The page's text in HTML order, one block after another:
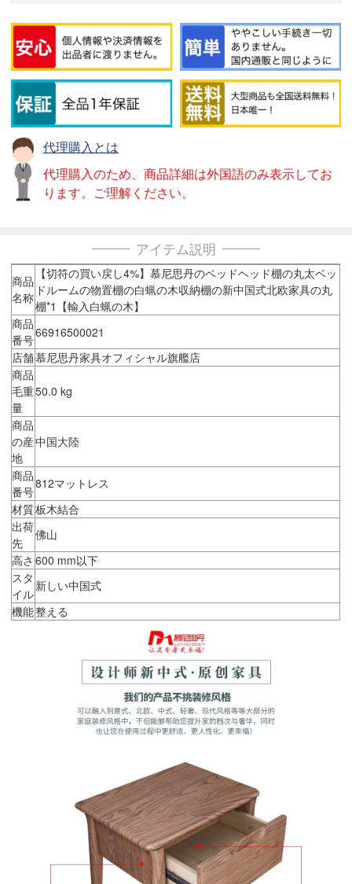
代理購入とは
代理購入のため、商品詳細は外国語のみ表示してお
ります。ご理解ください。
アイテム説明
商品
名称
【切符の買い戻し4%】慕尼思丹のベッドヘッド棚の丸太ベッ
ドルームの物置棚の白蝋の木収納棚の新中国式北欧家具の丸
棚*1【輸入白蝋の木】
商品
番号66916500021
店舗慕尼思丹家具オフィシャル旗艦店
商品
毛重
量
50.0 kg
商品
の産
地
中国大陸
商品
番号
812マットレス
材質板木結合
出荷
先
佛山
高さ 600 mm以下
スタ
イル
新しい中国式
機能整える